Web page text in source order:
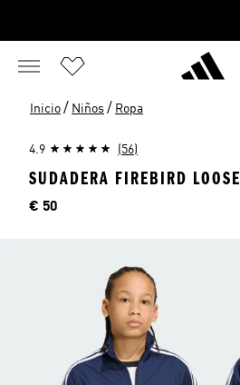
Inicio / Niños / Ropa
4.9 (56)
SUDADERA FIREBIRD LOOSE
Precio
€ 50